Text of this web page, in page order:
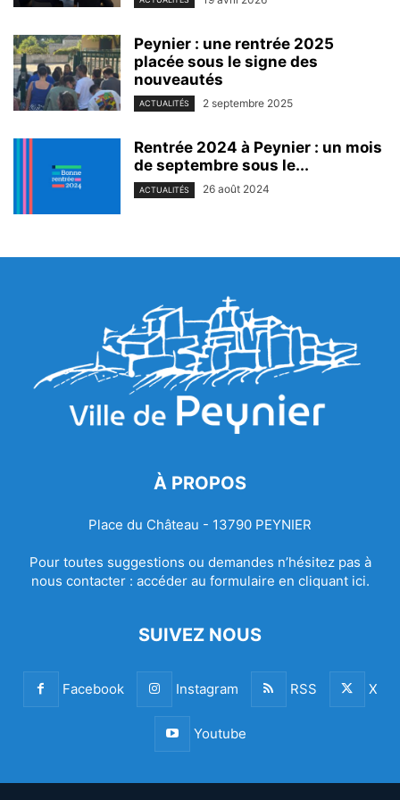
Peynier : une rentrée 2025
placée sous le signe des
nouveautés
ACTUALITÉS 2 septembre 2025
Rentrée 2024 à Peynier : un mois
de septembre sous le...
ACTUALITÉS 26 août 2024
À PROPOS
Place du Château - 13790 PEYNIER
Pour toutes suggestions ou demandes n’hésitez pas à
nous contacter : accéder au formulaire en cliquant ici.
SUIVEZ NOUS
Facebook Instagram RSS X
Youtube